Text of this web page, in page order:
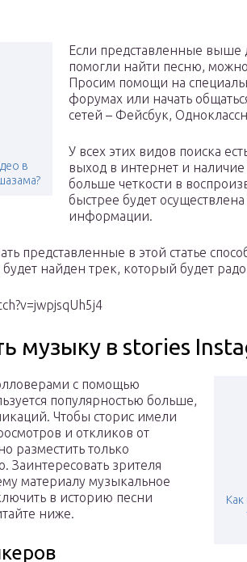
в
Если представленные выше
помогли найти песню,
Просим помощи на
форумах или начать
сетей – Фейсбук,
У всех этих видов поиска
выход в интернет и
больше четкости в
быстрее будет
информации.
представленные в этой статье
найден трек, который будет
музыку в stories
с помощью
популярностью больше,
Чтобы сторис имели
и откликов от
разместить только
зрителя
материалу музыкальное
в историю песни
ниже.